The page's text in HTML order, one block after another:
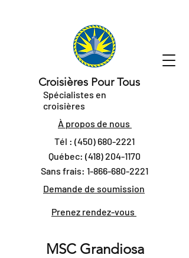
Croisières Pour Tous
Spécialistes en
croisières
À propos de nous
Tél : (450) 680-2221
Québec: (418) 204-1170
Sans frais: 1-866-680-2221
Demande de soumission
Prenez rendez-vous
MSC Grandiosa